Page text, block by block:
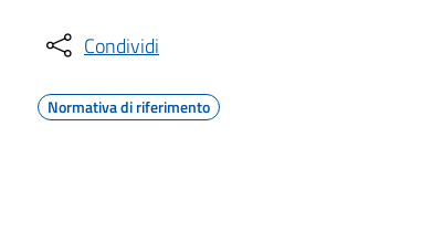
Condividi
Normativa di riferimento